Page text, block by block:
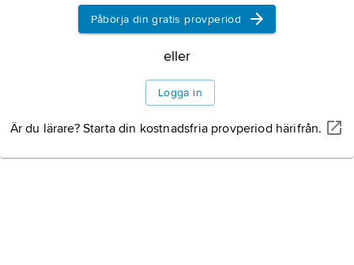
Påbörja din gratis provperiod
eller
Logga in
Är du lärare? Starta din kostnadsfria provperiod härifrån.